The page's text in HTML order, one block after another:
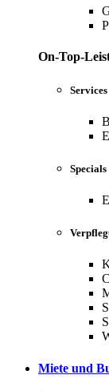
On-Top-
Services
Specials
Miete und